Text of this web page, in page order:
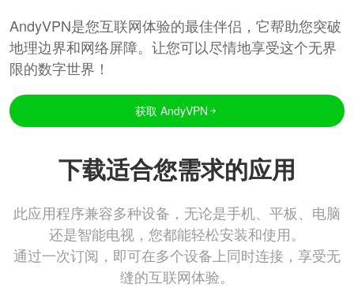
AndyVPN是您互联网体验的最佳伴侣，它帮助您突破
地理边界和网络屏障。让您可以尽情地享受这个无界
限的数字世界！
获取 AndyVPN
下载适合您需求的应用
此应用程序兼容多种设备，无论是手机、平板、电脑
还是智能电视，您都能轻松安装和使用。
通过一次订阅，即可在多个设备上同时连接，享受无
缝的互联网体验。